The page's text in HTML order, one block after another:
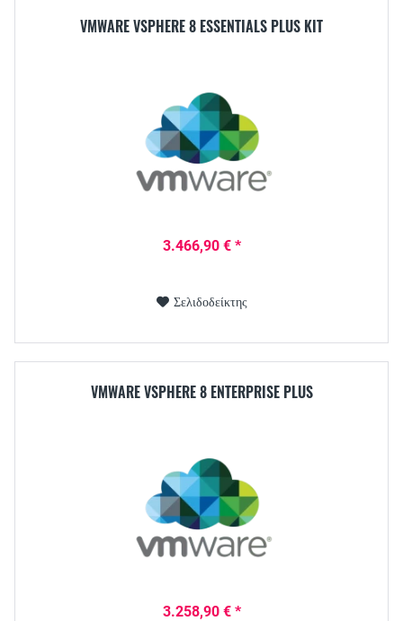
VMWARE VSPHERE 8 ESSENTIALS PLUS KIT
3.466,90 € *
Σελιδοδείκτης
VMWARE VSPHERE 8 ENTERPRISE PLUS
3.258,90 € *